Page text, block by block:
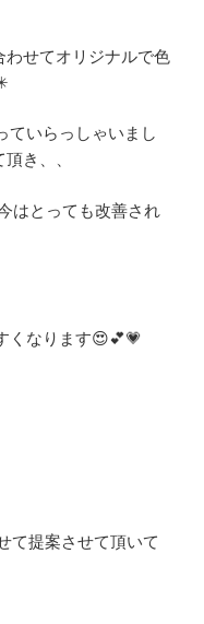
わせてオリジナルで色
ていらっしゃいまし
き、、
はとっても改善され
くなります😍💕💗
て提案させて頂いて